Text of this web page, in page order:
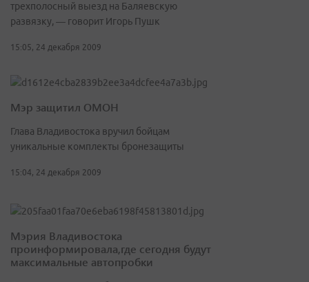
трехполосный выезд на Баляевскую
развязку, — говорит Игорь Пушк
15:05, 24 декабря 2009
Мэр защитил ОМОН
Глава Владивостока вручил бойцам
уникальные комплекты бронезащиты
15:04, 24 декабря 2009
Мэрия Владивостока
проинформировала,где сегодня будут
максимальные автопробки